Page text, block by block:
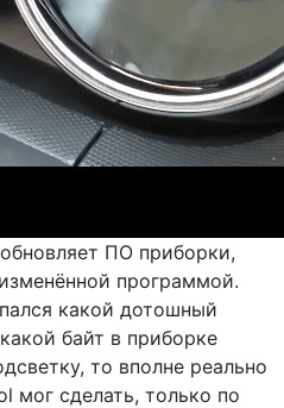
ПО приборки,
программой.
какой дотошный
байт в приборке
то вполне реально
мог сделать, только по